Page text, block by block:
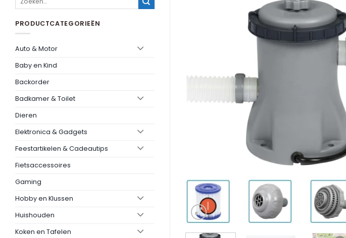
PRODUCTCATEGORIEËN
Auto & Motor
Baby en Kind
Backorder
Badkamer & Toilet
Dieren
Elektronica & Gadgets
Feestartikelen & Cadeautips
Fietsaccessoires
Gaming
Hobby en Klussen
Huishouden
Koken en Tafelen